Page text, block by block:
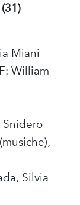
)
Miani
William
Snidero
Silvia